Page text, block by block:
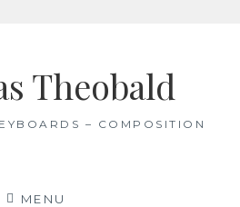
Theobald
– COMPOSITION
MENU